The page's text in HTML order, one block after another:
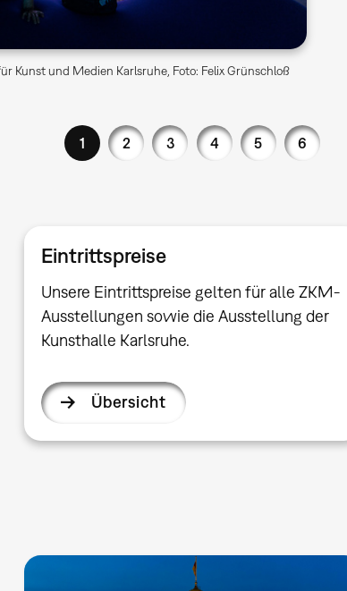
Kunst und Medien Karlsruhe, Foto: Felix Grünschloß
1 2 3 4 5 6
Eintrittspreise
Unsere Eintrittspreise gelten für alle ZKM-
Ausstellungen sowie die Ausstellung der
Kunsthalle Karlsruhe.
Übersicht